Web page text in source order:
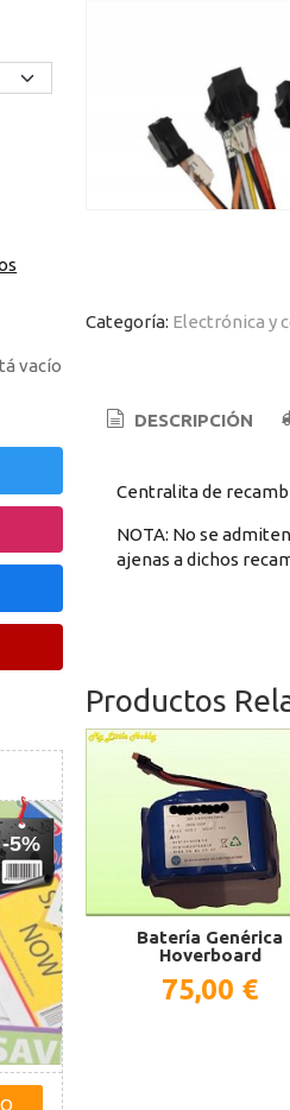
vacío
-5%
Categoría: Electrónica y
DESCRIPCIÓN
Centralita de
NOTA: No se
ajenas a dichos
Productos
Batería Genérica
Hoverboard
75,00 €